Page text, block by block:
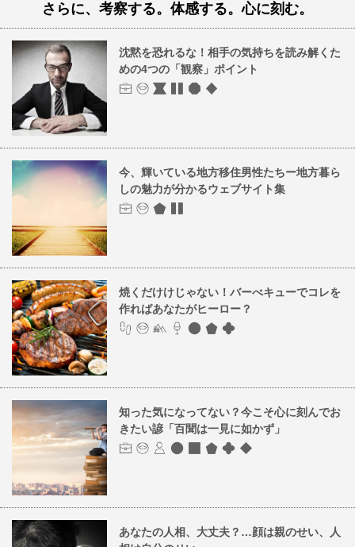
さらに、考察する。体感する。心に刻む。
沈黙を恐れるな！相手の気持ちを読み解くた
めの4つの「観察」ポイント
今、輝いている地方移住男性たちー地方暮ら
しの魅力が分かるウェブサイト集
焼くだけけじゃない！バーべキューでコレを
作ればあなたがヒーロー？
知った気になってない？今こそ心に刻んでお
きたい諺「百聞は一見に如かず」
あなたの人相、大丈夫？…顔は親のせい、人